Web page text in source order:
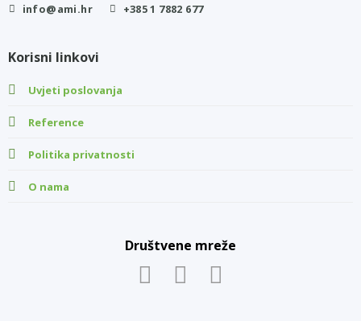
info@ami.hr +385 1 7882 677
Korisni linkovi
Uvjeti poslovanja
Reference
Politika privatnosti
O nama
Društvene mreže